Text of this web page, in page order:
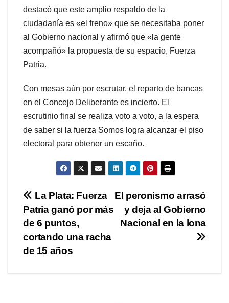
destacó que este amplio respaldo de la
ciudadanía es «el freno» que se necesitaba poner
al Gobierno nacional y afirmó que «la gente
acompañó» la propuesta de su espacio, Fuerza
Patria.
Con mesas aún por escrutar, el reparto de bancas
en el Concejo Deliberante es incierto. El
escrutinio final se realiza voto a voto, a la espera
de saber si la fuerza Somos logra alcanzar el piso
electoral para obtener un escaño.
Navegación
de
entradas
El peronismo arrasó
y deja al Gobierno
Nacional en la lona
La Plata: Fuerza
Patria ganó por más
de 6 puntos,
cortando una racha
de 15 años